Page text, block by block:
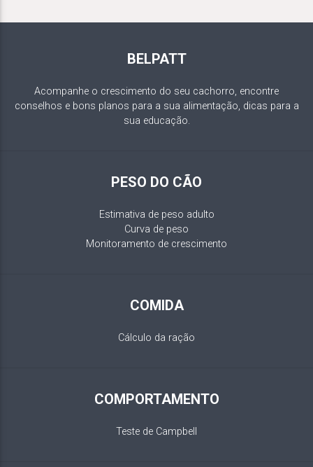
BELPATT
Acompanhe o crescimento do seu cachorro, encontre
conselhos e bons planos para a sua alimentação, dicas para a
sua educação.
PESO DO CÃO
Estimativa de peso adulto
Curva de peso
Monitoramento de crescimento
COMIDA
Cálculo da ração
COMPORTAMENTO
Teste de Campbell